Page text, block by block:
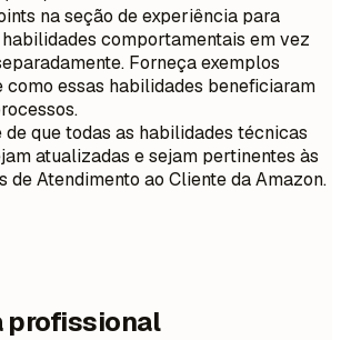
na seção de experiência para
comportamentais em vez
Forneça exemplos
como essas habilidades beneficiaram
que todas as habilidades técnicas
atualizadas e sejam pertinentes às
de Atendimento ao Cliente da Amazon.
profissional